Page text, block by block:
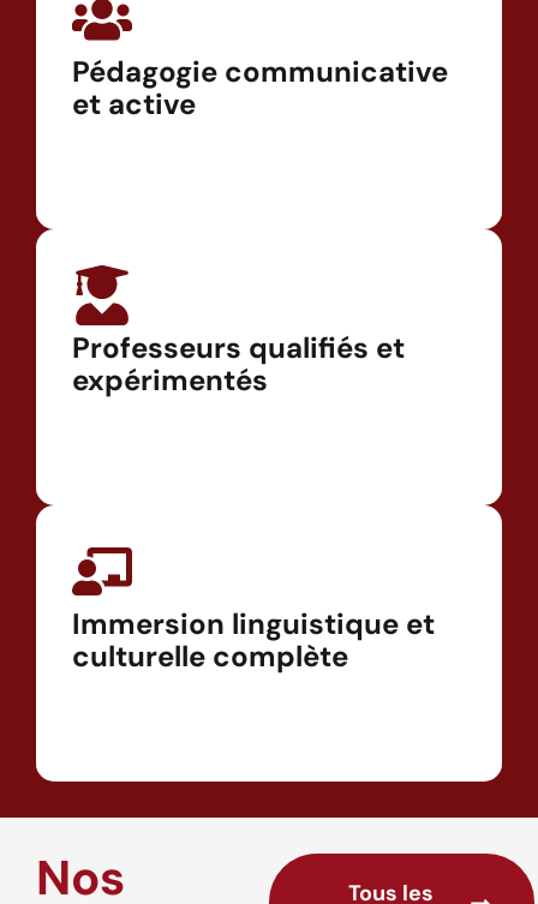
Pédagogie communicative
et active
Professeurs qualifiés et
expérimentés
Immersion linguistique et
culturelle complète
Nos Tous les